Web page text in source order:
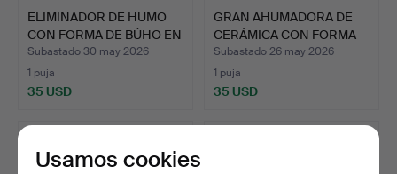
ELIMINADOR DE HUMO
CON FORMA DE BÚHO EN
CE…
Subastado 30 may 2026
1 puja
35 USD
GRAN AHUMADORA DE
CERÁMICA CON FORMA
DE BÚ…
Subastado 26 may 2026
1 puja
35 USD
Usamos cookies